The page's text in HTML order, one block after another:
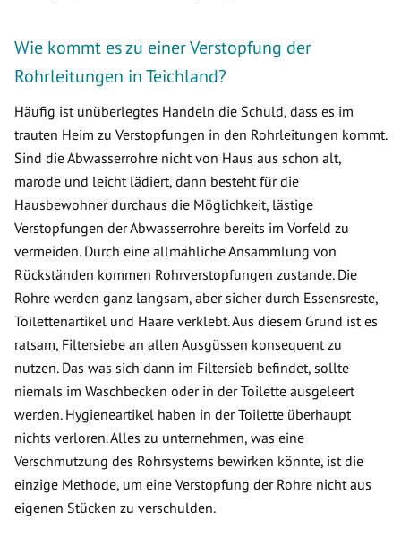
Wie kommt es zu einer Verstopfung der
Rohrleitungen in Teichland?
Häufig ist unüberlegtes Handeln die Schuld, dass es im
trauten Heim zu Verstopfungen in den Rohrleitungen kommt.
Sind die Abwasserrohre nicht von Haus aus schon alt,
marode und leicht lädiert, dann besteht für die
Hausbewohner durchaus die Möglichkeit, lästige
Verstopfungen der Abwasserrohre bereits im Vorfeld zu
vermeiden. Durch eine allmähliche Ansammlung von
Rückständen kommen Rohrverstopfungen zustande. Die
Rohre werden ganz langsam, aber sicher durch Essensreste,
Toilettenartikel und Haare verklebt. Aus diesem Grund ist es
ratsam, Filtersiebe an allen Ausgüssen konsequent zu
nutzen. Das was sich dann im Filtersieb befindet, sollte
niemals im Waschbecken oder in der Toilette ausgeleert
werden. Hygieneartikel haben in der Toilette überhaupt
nichts verloren. Alles zu unternehmen, was eine
Verschmutzung des Rohrsystems bewirken könnte, ist die
einzige Methode, um eine Verstopfung der Rohre nicht aus
eigenen Stücken zu verschulden.